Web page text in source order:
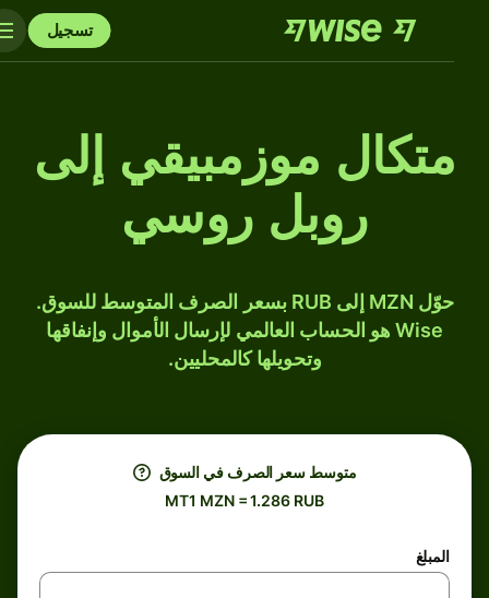
تسجيل
متكال موزمبيقي إلى
روبل روسي
حوّل MZN إلى RUB بسعر الصرف المتوسط للسوق.
Wise هو الحساب العالمي لإرسال الأموال وإنفاقها
وتحويلها كالمحليين.
متوسط ​​سعر الصرف في السوق
MT1 MZN = 1.286 RUB
المبلغ